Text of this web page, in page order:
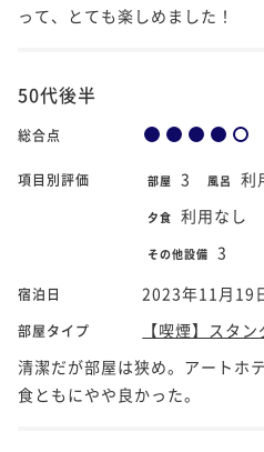
って、とても楽しめました！
50代後半
総合点
項目別評価 部屋 3 風呂 利
夕食 利用なし
その他設備 3
宿泊日 2023年11月19
部屋タイプ
【喫煙】スタ
清潔だが部屋は狭め。アートホ
食ともにやや良かった。